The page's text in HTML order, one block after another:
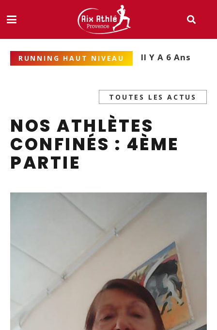
RUNNING HAUT NIVEAU Il Y A 6 Ans
TOUTES LES ACTUS
NOS ATHLÈTES
CONFINÉS : 4ÈME
PARTIE